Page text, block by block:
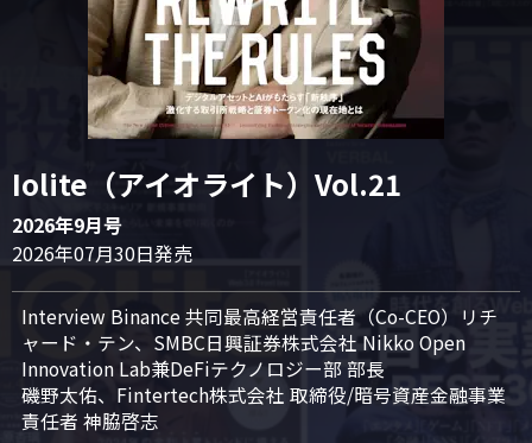
Iolite（アイオライト）Vol.21
2026年9月号
2026年07月30日発売
Interview Binance 共同最高経営責任者（Co-CEO）リチ
ャード・テン、SMBC日興証券株式会社 Nikko Open
Innovation Lab兼DeFiテクノロジー部 部長
磯野太佑、Fintertech株式会社 取締役/暗号資産金融事業
責任者 神脇啓志